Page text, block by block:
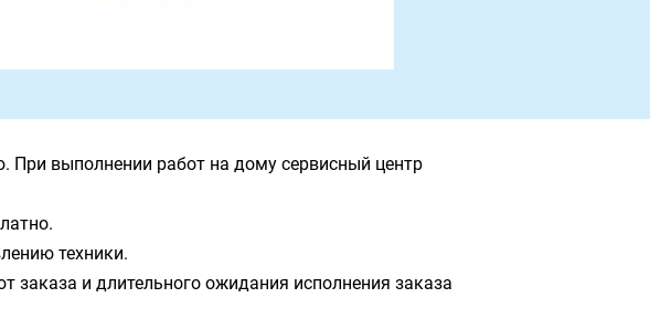
выполнении работ на дому сервисный центр
техники.
заказа и длительного ожидания исполнения заказа